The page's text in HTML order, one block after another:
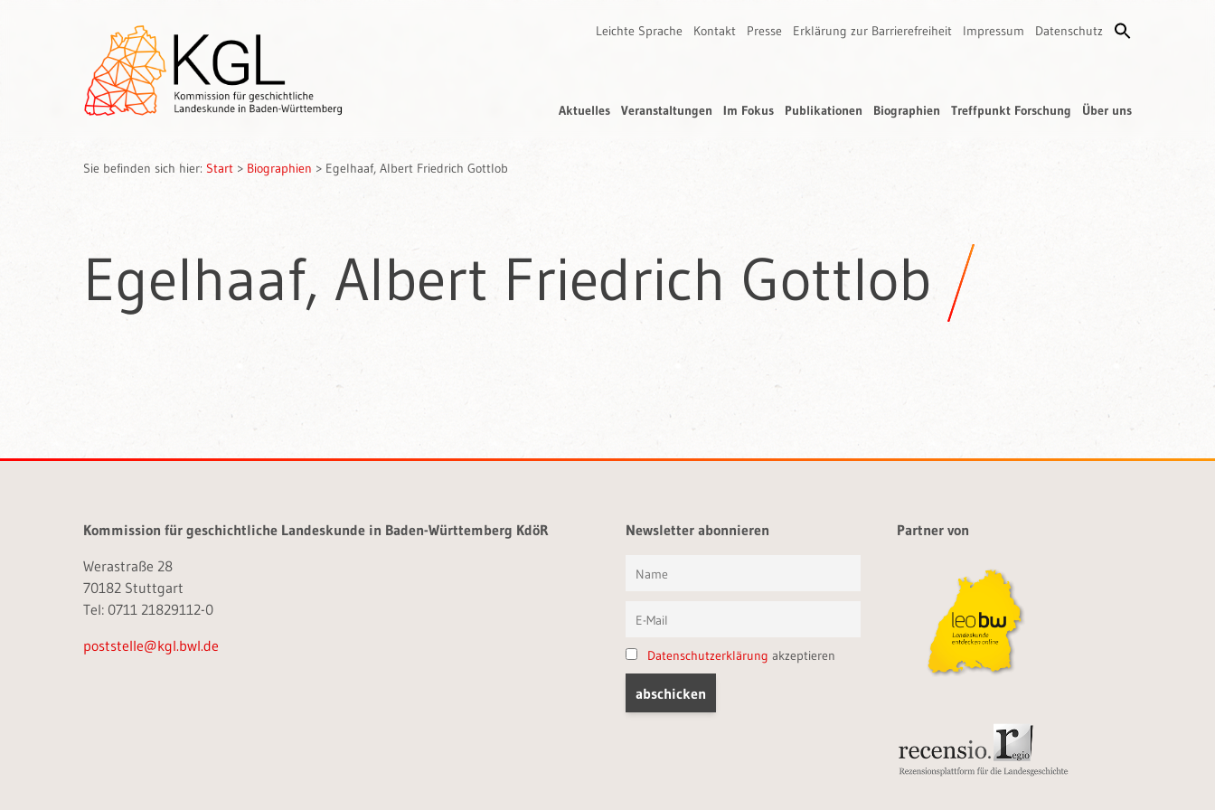
Leichte Sprache Kontakt Presse Erklärung zur Barrierefreiheit Impressum Datenschutz
Aktuelles Veranstaltungen Im Fokus Publikationen Biographien Treffpunkt Forschung Über uns
Sie befinden sich hier: Start > Biographien > Egelhaaf, Albert Friedrich Gottlob
Egelhaaf, Albert Friedrich Gottlob
Kommission für geschichtliche Landeskunde in Baden-Württemberg KdöR
Werastraße 28
70182 Stuttgart
Tel: 0711 21829112-0
poststelle@kgl.bwl.de
Newsletter abonnieren
Datenschutzerklärung akzeptieren
Partner von